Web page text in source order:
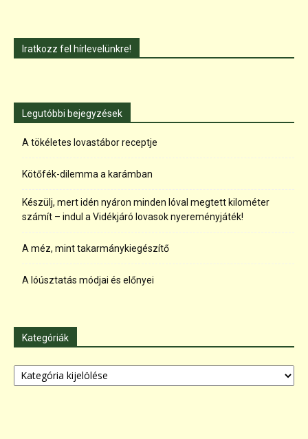
Iratkozz fel hírlevelünkre!
Legutóbbi bejegyzések
A tökéletes lovastábor receptje
Kötőfék-dilemma a karámban
Készülj, mert idén nyáron minden lóval megtett kilométer
számít – indul a Vidékjáró lovasok nyereményjáték!
A méz, mint takarmánykiegészítő
A lóúsztatás módjai és előnyei
Kategóriák
Kategóriák